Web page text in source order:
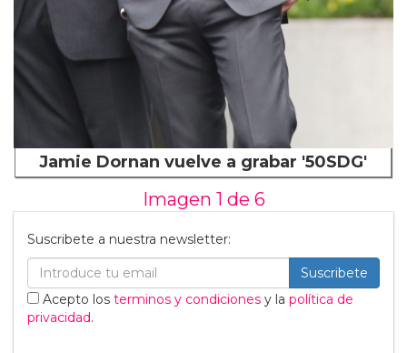
Jamie Dornan vuelve a grabar '50SDG'
Imagen 1 de 6
Suscribete a nuestra newsletter:
Suscribete
Acepto los terminos y condiciones y la política de
privacidad.